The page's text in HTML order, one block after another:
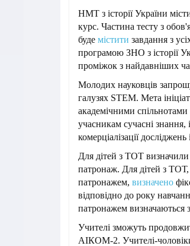
НМТ з історії України
курс. Частина тесту з
буде містити завдання з
програмою ЗНО з історії
проміжок з найдавніших
Молодих науковців
галузях STEM. Мета
академічними спільнотами
учасникам сучасні знання,
комерціалізації
Для дітей з ТОТ визначили
патронаж. Для дітей з ТОТ,
патронажем, визначено
відповідно до року
патронажем визначаються
Учителі зможуть
АІКОМ-2. Учителі-